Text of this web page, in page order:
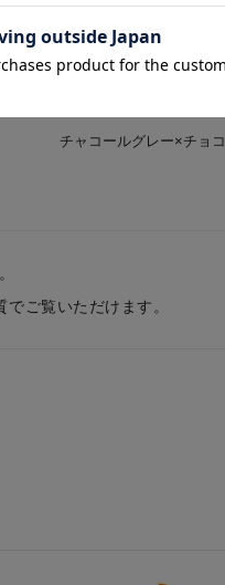
キャメル×チョコ
チャコールグレー×チョコ
ご覧いただけます。